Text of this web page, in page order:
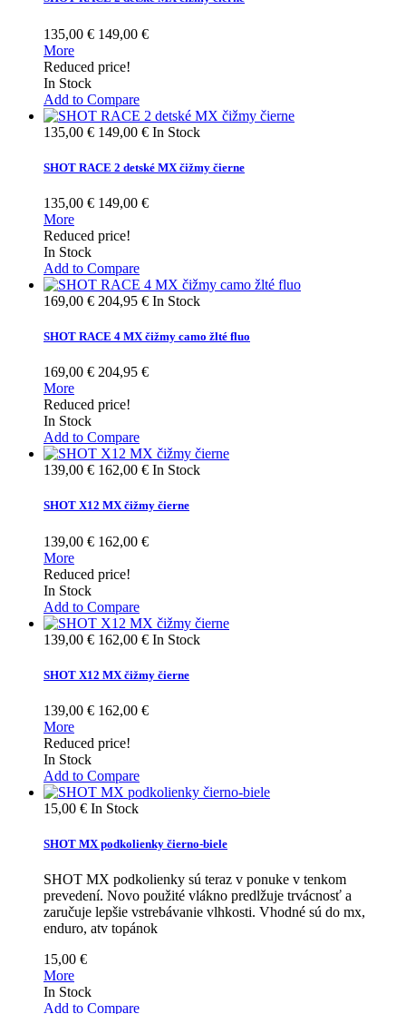
135,00 € 149,00 €
More
Reduced price!
In Stock
Add to Compare
135,00 € 149,00 € In Stock
SHOT RACE 2 detské MX čižmy čierne
135,00 € 149,00 €
More
Reduced price!
In Stock
Add to Compare
169,00 € 204,95 € In Stock
SHOT RACE 4 MX čižmy camo žlté fluo
169,00 € 204,95 €
More
Reduced price!
In Stock
Add to Compare
139,00 € 162,00 € In Stock
SHOT X12 MX čižmy čierne
139,00 € 162,00 €
More
Reduced price!
In Stock
Add to Compare
139,00 € 162,00 € In Stock
SHOT X12 MX čižmy čierne
139,00 € 162,00 €
More
Reduced price!
In Stock
Add to Compare
15,00 € In Stock
SHOT MX podkolienky čierno-biele
SHOT MX podkolienky sú teraz v ponuke v tenkom
prevedení. Novo použité vlákno predlžuje trvácnosť a
zaručuje lepšie vstrebávanie vlhkosti. Vhodné sú do mx,
enduro, atv topánok
15,00 €
More
In Stock
Add to Compare